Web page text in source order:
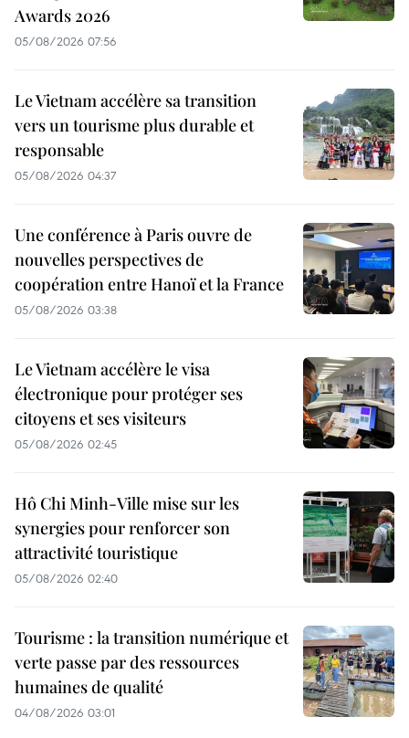
Awards 2026
05/08/2026 07:56
Le Vietnam accélère sa transition
vers un tourisme plus durable et
responsable
05/08/2026 04:37
Une conférence à Paris ouvre de
nouvelles perspectives de
coopération entre Hanoï et la France
05/08/2026 03:38
Le Vietnam accélère le visa
électronique pour protéger ses
citoyens et ses visiteurs
05/08/2026 02:45
Hô Chi Minh-Ville mise sur les
synergies pour renforcer son
attractivité touristique
05/08/2026 02:40
Tourisme : la transition numérique et
verte passe par des ressources
humaines de qualité
04/08/2026 03:01